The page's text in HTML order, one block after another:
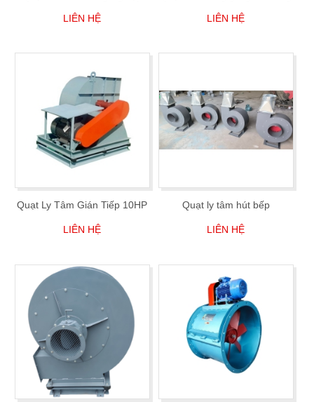
LIÊN HỆ LIÊN HỆ
Quạt Ly Tâm Gián Tiếp 10HP
LIÊN HỆ
Quạt ly tâm hút bếp
LIÊN HỆ